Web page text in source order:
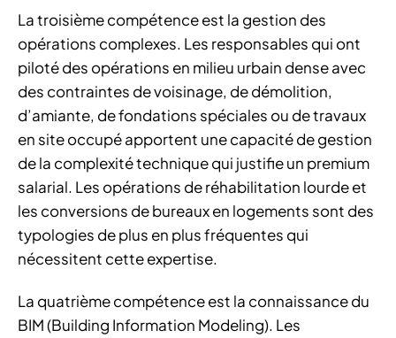
La troisième compétence est la gestion des
opérations complexes. Les responsables qui ont
piloté des opérations en milieu urbain dense avec
des contraintes de voisinage, de démolition,
d’amiante, de fondations spéciales ou de travaux
en site occupé apportent une capacité de gestion
de la complexité technique qui justifie un premium
salarial. Les opérations de réhabilitation lourde et
les conversions de bureaux en logements sont des
typologies de plus en plus fréquentes qui
nécessitent cette expertise.
La quatrième compétence est la connaissance du
BIM (Building Information Modeling). Les